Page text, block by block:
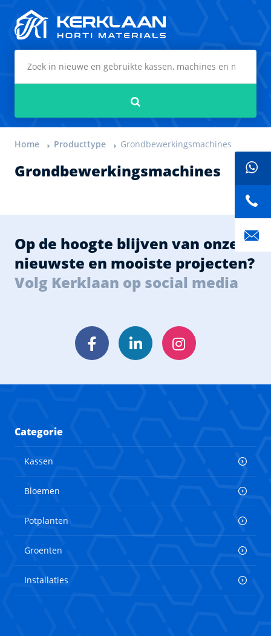
Home Producttype Grondbewerkingsmachines
Grondbewerkingsmachines
Op de hoogte blijven van onze
nieuwste en mooiste projecten?
Volg Kerklaan op social media
FacebookLinkedInInstagram
Categorie
Kassen
Bloemen
Potplanten
Groenten
Installaties